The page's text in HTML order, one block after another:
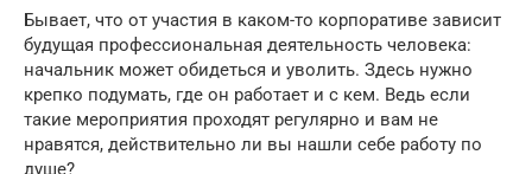
Бывает, что от участия в каком-то корпоративе зависит
будущая профессиональная деятельность человека:
начальник может обидеться и уволить. Здесь нужно
крепко подумать, где он работает и с кем. Ведь если
такие мероприятия проходят регулярно и вам не
нравятся, действительно ли вы нашли себе работу по
душе?